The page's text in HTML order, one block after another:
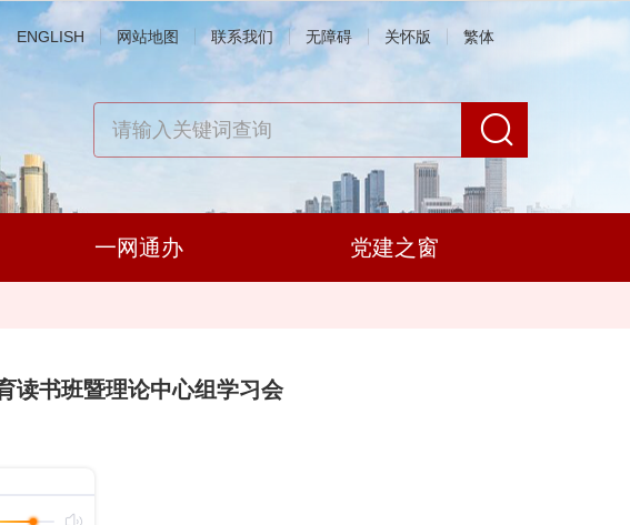
ENGLISH 网站地图 联系我们 无障碍 关怀版 繁体
一网通办 党建之窗
读书班暨理论中心组学习会